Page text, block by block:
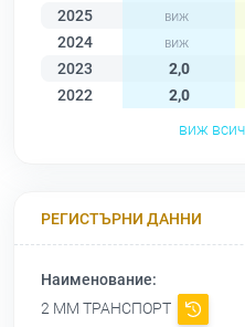
2025
2024
2023
2,0
2022
2,0
виж
РЕГИСТЪРНИ ДАННИ
Наименование:
2 ММ ТРАНСПОРТ